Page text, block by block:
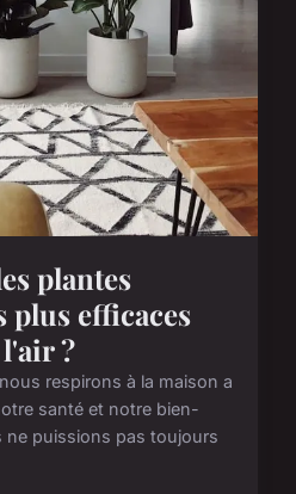
plantes
efficaces
?
respirons à la maison a
santé et notre bien-
ne puissions pas toujours